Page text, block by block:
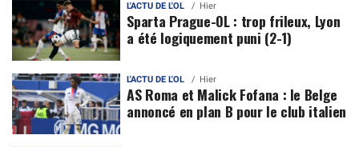
L'ACTU DE L'OL Hier
Sparta Prague-OL : trop frileux, Lyon
a été logiquement puni (2-1)
L'ACTU DE L'OL Hier
AS Roma et Malick Fofana : le Belge
annoncé en plan B pour le club italien